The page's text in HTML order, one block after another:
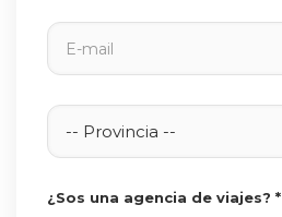
¿Sos una agencia de viajes? *